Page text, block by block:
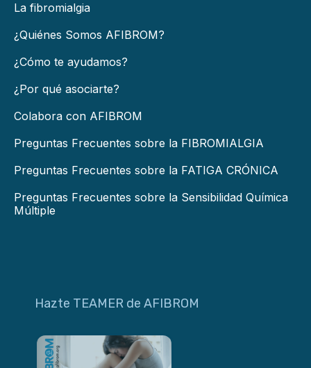
La fibromialgia
¿Quiénes Somos AFIBROM?
¿Cómo te ayudamos?
¿Por qué asociarte?
Colabora con AFIBROM
Preguntas Frecuentes sobre la FIBROMIALGIA
Preguntas Frecuentes sobre la FATIGA CRÓNICA
Preguntas Frecuentes sobre la Sensibilidad Química
Múltiple
Hazte TEAMER de AFIBROM